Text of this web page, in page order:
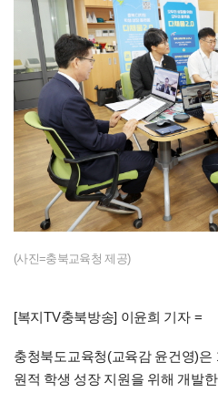
(사진=충북교육청 제공)
[복지TV충북방송] 이윤희 기자 =
충청북도교육청(교육감 윤건영)
원적 학생 성장 지원을 위해 개발